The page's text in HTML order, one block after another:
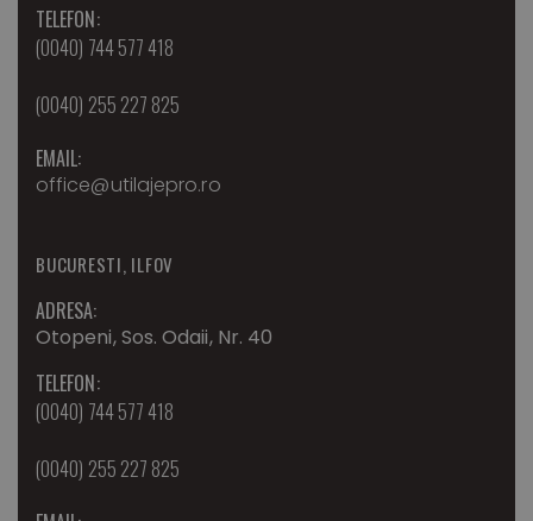
TELEFON:
(0040) 744 577 418
(0040) 255 227 825
EMAIL:
office@utilajepro.ro
BUCURESTI, ILFOV
ADRESA:
Otopeni, Sos. Odaii, Nr. 40
TELEFON:
(0040) 744 577 418
(0040) 255 227 825